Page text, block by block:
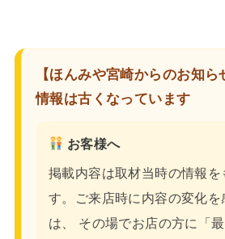
【ほんみや宮崎からのお知
情報は古くなっています
お客様へ
掲載内容は取材当時の情報を
す。ご来店時に内容の変化
は、 その場でお店の方に「